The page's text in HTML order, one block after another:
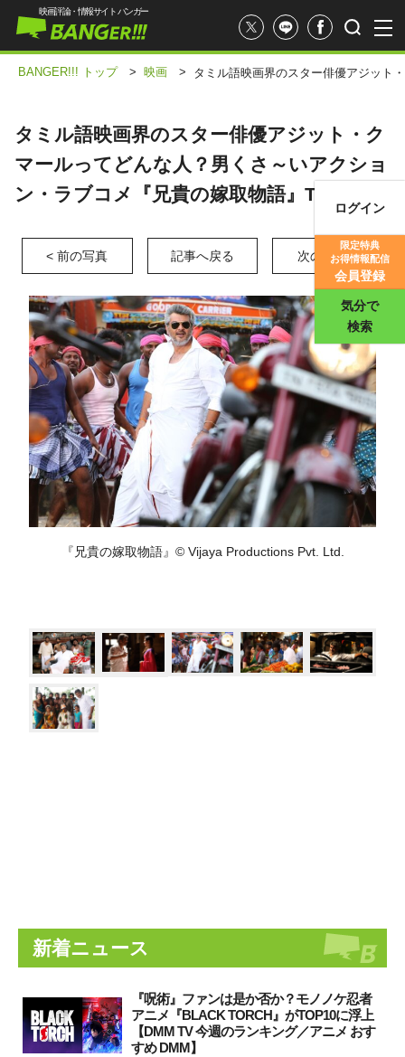
映画評価
映画評論・情報サイト バンガー
ログイン
限定特典
お得情報配信
会員登録
気分で
検索
BANGER!!! トップ > 映画 > タミル語映画界のスター俳優アジット
タミル語映画界のスター俳優アジット・ク
マールってどんな人？男くさ～いアクショ
ン・ラブコメ『兄貴の嫁取物語』TV初放送
< 前の写真 記事へ戻る 次の写真 >
『兄貴の嫁取物語』© Vijaya Productions Pvt. Ltd.
新着ニュース
『呪術』ファンは是か否か？モノノケ忍者
アニメ『BLACK TORCH』がTOP10に浮上
【DMM TV 今週のランキング／アニメ おす
すめ DMM】